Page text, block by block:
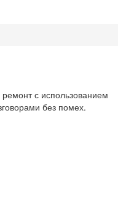
с использованием
без помех.